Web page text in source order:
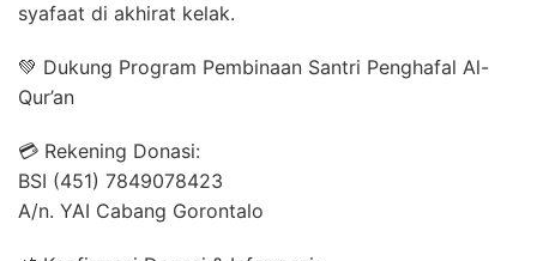
syafaat di akhirat kelak.
💚 Dukung Program Pembinaan Santri Penghafal Al-
Qur’an
💳 Rekening Donasi:
BSI (451) 7849078423
A/n. YAI Cabang Gorontalo